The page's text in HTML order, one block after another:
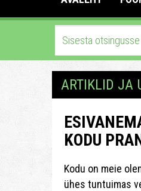
ARTIKLID JA
KODU
Kodu on meie
ühes tuntuimas